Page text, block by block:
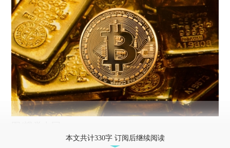
本文共计330字 订阅后继续阅读